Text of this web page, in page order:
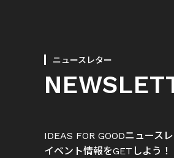
ニュースレター
IDEAS FOR GOODニュース
イベント情報をGETしよう！